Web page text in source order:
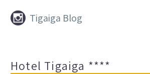

 Tigaiga Blog
Hotel Tigaiga ****